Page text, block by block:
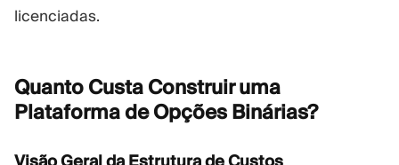
licenciadas.
Quanto Custa Construir uma
Plataforma de Opções Binárias?